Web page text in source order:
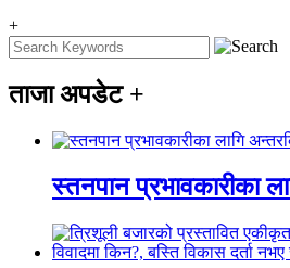
+
ताजा अपडेट +
स्तनपान प्रभावकारीका